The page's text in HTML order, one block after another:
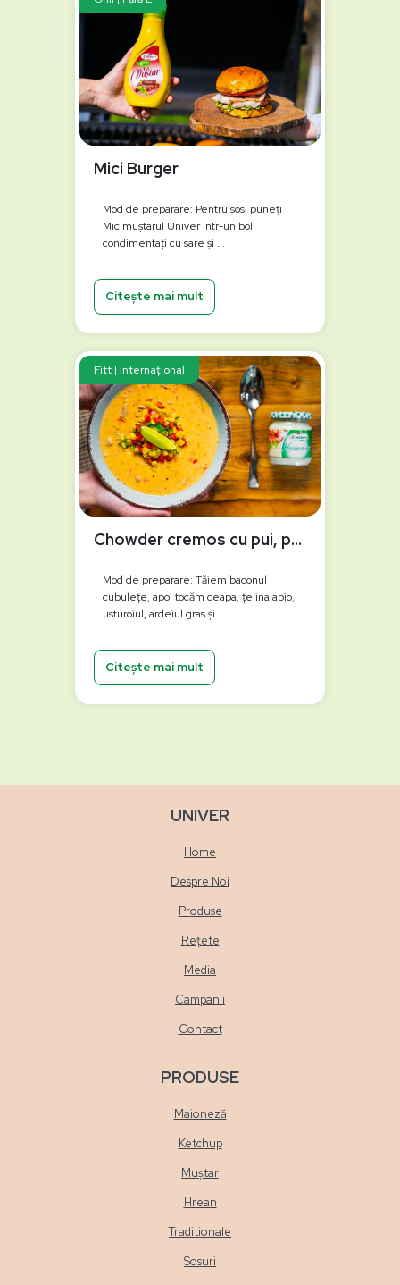
Mici Burger
Mod de preparare: Pentru sos, puneți
Mic muștarul Univer într-un bol,
condimentați cu sare și ...
Citește mai mult
Fitt | Internațional
Chowder cremos cu pui, porumb și hrean
Mod de preparare: Tăiem baconul
cubulețe, apoi tocăm ceapa, țelina apio,
usturoiul, ardeiul gras și ...
Citește mai mult
UNIVER
Home
Despre Noi
Produse
Rețete
Media
Campanii
Contact
PRODUSE
Maioneză
Ketchup
Muștar
Hrean
Traditionale
Sosuri